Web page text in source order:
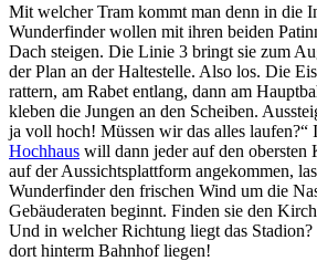
Mit welcher Tram kommt man denn in die
Wunderfinder wollen mit ihren beiden
Dach steigen. Die Linie 3 bringt sie zum
der Plan an der Haltestelle. Also los. Die
rattern, am Rabet entlang, dann am
kleben die Jungen an den Scheiben.
ja voll hoch! Müssen wir das alles laufen?“
Hochhaus will dann jeder auf den obersten
auf der Aussichtsplattform angekommen,
Wunderfinder den frischen Wind um die
Gebäuderaten beginnt. Finden sie den
Und in welcher Richtung liegt das
dort hinterm Bahnhof liegen!